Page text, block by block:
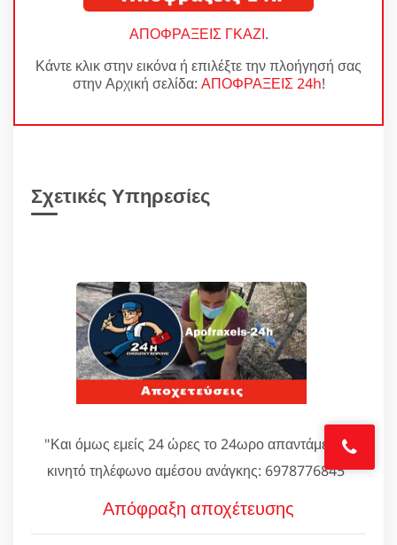
ΑΠΟΦΡΑΞΕΙΣ ΓΚΑΖΙ.
Κάντε κλικ στην εικόνα ή επιλέξτε την πλοήγησή σας
στην Αρχική σελίδα: ΑΠΟΦΡΑΞΕΙΣ 24h!
Σχετικές Υπηρεσίες
"Και όμως εμείς 24 ώρες το 24ωρο απαντάμε στο
κινητό τηλέφωνο αμέσου ανάγκης: 6978776845"
Απόφραξη αποχέτευσης